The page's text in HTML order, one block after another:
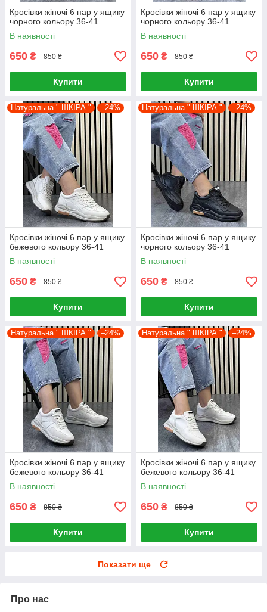
Кросівки жіночі 6 пар у ящику
чорного кольору 36-41
В наявності
650 ₴ 850 ₴
Купити
Кросівки жіночі 6 пар у ящику
чорного кольору 36-41
В наявності
650 ₴ 850 ₴
Купити
Натуральна " ШКІРА " –24%
Кросівки жіночі 6 пар у ящику
бежевого кольору 36-41
В наявності
650 ₴ 850 ₴
Купити
Натуральна " ШКІРА " –24%
Кросівки жіночі 6 пар у ящику
чорного кольору 36-41
В наявності
650 ₴ 850 ₴
Купити
Натуральна " ШКІРА " –24%
Кросівки жіночі 6 пар у ящику
бежевого кольору 36-41
В наявності
650 ₴ 850 ₴
Купити
Натуральна " ШКІРА " –24%
Кросівки жіночі 6 пар у ящику
бежевого кольору 36-41
В наявності
650 ₴ 850 ₴
Купити
Показати ще
Про нас